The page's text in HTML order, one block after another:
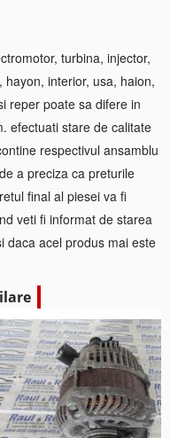
turbina, injector,
interior, usa, haion,
reper poate sa difere in
efectuati stare de calitate
respectivul ansamblu
a preciza ca preturile
final al piesei va fi
veti fi informat de starea
daca acel produs mai este